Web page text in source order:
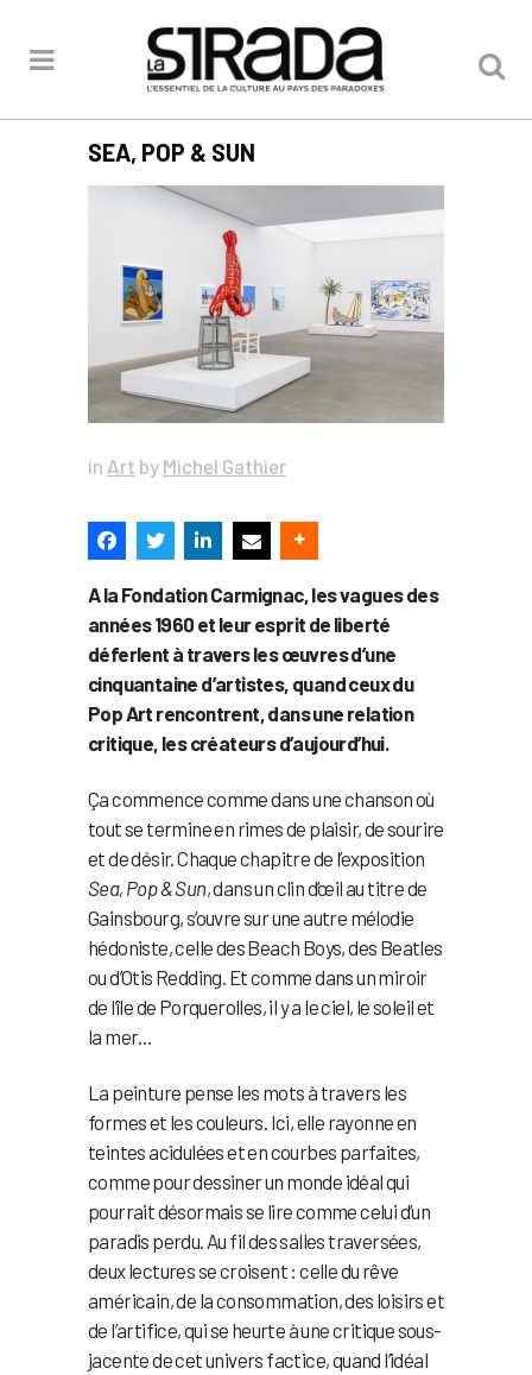
SEA, POP & SUN
in Art by Michel Gathier
A la Fondation Carmignac, les vagues des
années 1960 et leur esprit de liberté
déferlent à travers les œuvres d’une
cinquantaine d’artistes, quand ceux du
Pop Art rencontrent, dans une relation
critique, les créateurs d’aujourd’hui.
Ça commence comme dans une chanson où
tout se termine en rimes de plaisir, de sourire
et de désir. Chaque chapitre de l’exposition
Sea, Pop & Sun, dans un clin d’œil au titre de
Gainsbourg, s’ouvre sur une autre mélodie
hédoniste, celle des Beach Boys, des Beatles
ou d’Otis Redding. Et comme dans un miroir
de l’île de Porquerolles, il y a le ciel, le soleil et
la mer…
La peinture pense les mots à travers les
formes et les couleurs. Ici, elle rayonne en
teintes acidulées et en courbes parfaites,
comme pour dessiner un monde idéal qui
pourrait désormais se lire comme celui d’un
paradis perdu. Au fil des salles traversées,
deux lectures se croisent : celle du rêve
américain, de la consommation, des loisirs et
de l’artifice, qui se heurte à une critique sous-
jacente de cet univers factice, quand l’idéal